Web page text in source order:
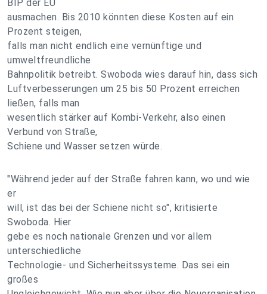
BIP der EU
ausmachen. Bis 2010 könnten diese Kosten auf ein
Prozent steigen,
falls man nicht endlich eine vernünftige und
umweltfreundliche
Bahnpolitik betreibt. Swoboda wies darauf hin, dass sich
Luftverbesserungen um 25 bis 50 Prozent erreichen
ließen, falls man
wesentlich stärker auf Kombi-Verkehr, also einen
Verbund von Straße,
Schiene und Wasser setzen würde.
"Während jeder auf der Straße fahren kann, wo und wie
er
will, ist das bei der Schiene nicht so", kritisierte
Swoboda. Hier
gebe es noch nationale Grenzen und vor allem
unterschiedliche
Technologie- und Sicherheitssysteme. Das sei ein
großes